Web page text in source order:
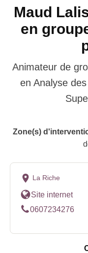
Maud
en
Animateur de
en Analyse
Zone(s)
La Riche
Site internet
0607234276